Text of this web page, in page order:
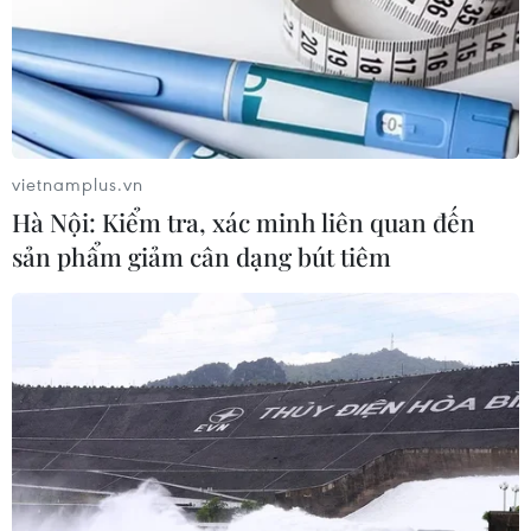
đã thiệt mạng
04/08/2026 15:51
Liban và Israel nối lại đàm phán trực
tiếp về giải giáp Hezbollah
04/08/2026 14:56
Israel và Hội đồng Hòa bình thảo
luận giải giáp vũ khí tại Gaza
Iran đề xuất thành lập liên minh an
ninh giữa các nước Hồi giáo trong
vietnamplus.vn
Hà Nội: Kiểm tra, xác minh liên quan đến
sản phẩm giảm cân dạng bút tiêm